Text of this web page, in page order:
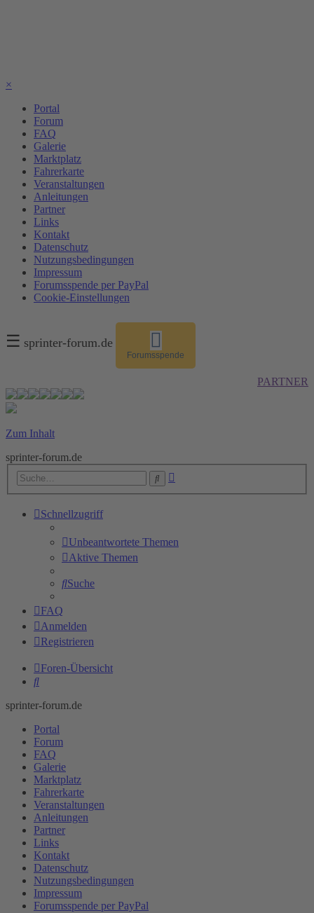
×
Portal
Forum
FAQ
Galerie
Marktplatz
Fahrerkarte
Veranstaltungen
Anleitungen
Partner
Links
Kontakt
Datenschutz
Nutzungsbedingungen
Impressum
Forumsspende per PayPal
Cookie-Einstellungen
☰ sprinter-forum.de
Forumsspende
PARTNER
Zum Inhalt
sprinter-forum.de
Suche
Schnellzugriff
Unbeantwortete Themen
Aktive Themen
Suche
FAQ
Anmelden
Registrieren
Foren-Übersicht
Suche
sprinter-forum.de
Portal
Forum
FAQ
Galerie
Marktplatz
Fahrerkarte
Veranstaltungen
Anleitungen
Partner
Links
Kontakt
Datenschutz
Nutzungsbedingungen
Impressum
Forumsspende per PayPal